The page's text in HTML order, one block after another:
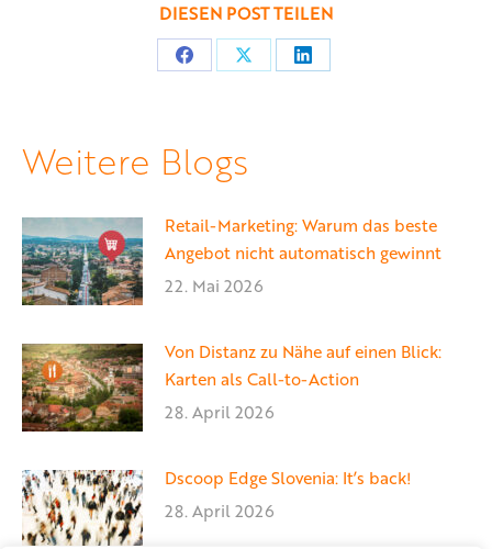
DIESEN POST TEILEN
Teilen Teilen Teilen
Weitere Blogs
Retail-Marketing: Warum das beste
Angebot nicht automatisch gewinnt
22. Mai 2026
Von Distanz zu Nähe auf einen Blick:
Karten als Call-to-Action
28. April 2026
Dscoop Edge Slovenia: It’s back!
28. April 2026